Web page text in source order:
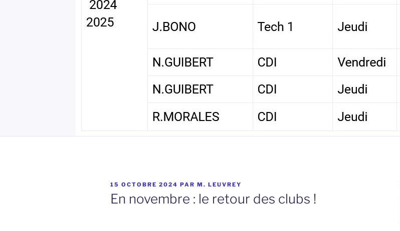
PUBLIÉ
LE
15 OCTOBRE 2024 PAR M. LEUVREY
En novembre : le retour des clubs !